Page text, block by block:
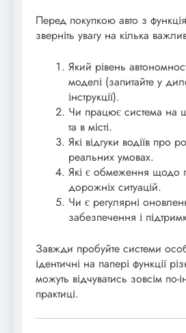
Перед покупкою авто з
зверніть увагу на кілька
Який рівень
моделі (запитайте у
інструкції).
Чи працює система на
та в місті.
Які відгуки водіїв про
реальних умовах.
Які є обмеження щодо
дорожніх ситуацій.
Чи є регулярні
забезпечення і
Завжди пробуйте системи
ідентичні на папері функції
можуть відчуватись зовсім по-
практиці.